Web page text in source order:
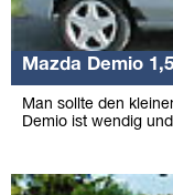
Mazda Demio
Man sollte den
Demio ist wendig